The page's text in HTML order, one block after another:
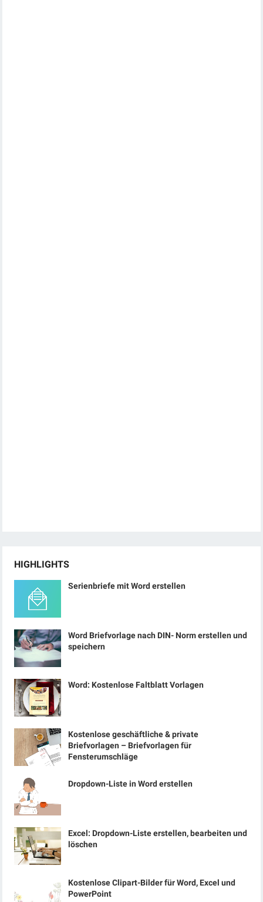
HIGHLIGHTS
Serienbriefe mit Word erstellen
Word Briefvorlage nach DIN- Norm erstellen und
speichern
Word: Kostenlose Faltblatt Vorlagen
Kostenlose geschäftliche & private
Briefvorlagen – Briefvorlagen für
Fensterumschläge
Dropdown-Liste in Word erstellen
Excel: Dropdown-Liste erstellen, bearbeiten und
löschen
Kostenlose Clipart-Bilder für Word, Excel und
PowerPoint